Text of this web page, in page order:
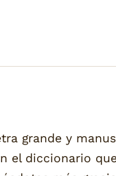
grande y
el diccionario